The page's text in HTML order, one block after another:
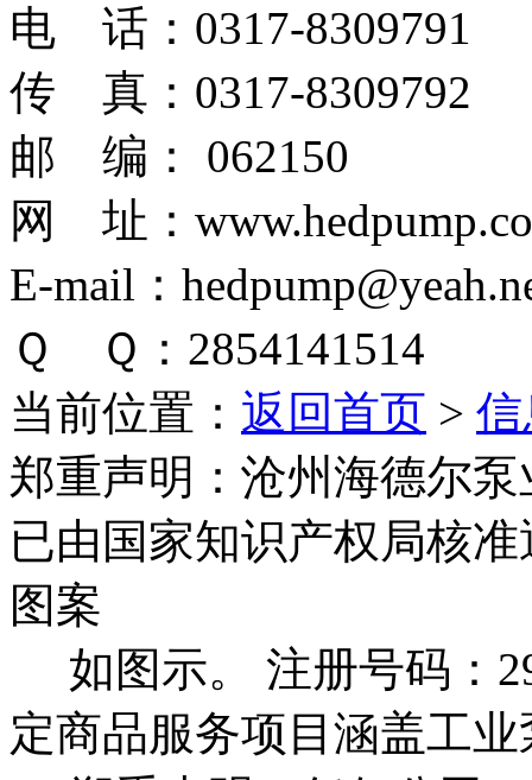
电 话：0317-8309791
传 真：0317-8309792
邮 编： 062150
网 址：
E-mail：
Ｑ Ｑ：2854141514
当前位置： 返回首页 >
郑重声明： 沧州海德尔
已由国家知识产权局核
图案
如图示。 注册号码：
定商品服务项目涵盖工